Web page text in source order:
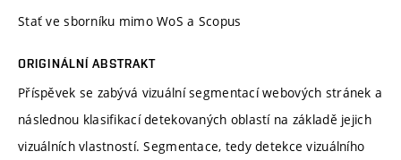
Stať ve sborníku mimo WoS a Scopus
ORIGINÁLNÍ ABSTRAKT
Příspěvek se zabývá vizuální segmentací webových stránek a
následnou klasifikací detekovaných oblastí na základě jejich
vizuálních vlastností. Segmentace, tedy detekce vizuálního